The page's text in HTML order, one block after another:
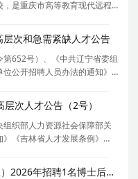
是重庆市高等教育现代远程
年，创办了重庆工商职业
牌子的管
次和急需紧缺人才公告
652号）、《中共辽宁省委组
公开招聘人员办法的通知》
部、辽宁省人社厅转发中组
工作的
次人才公告（2号）
织部人力资源社会保障部关
《吉林省人才发展条例》
进一步完善全省事业单位新
新优化人事
吉林大学经济学院（姚毓春教授团队）2026年招聘1名博士后启事